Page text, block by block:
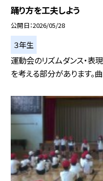
踊り方を工夫しよう
公開日 2026/05/28
３年生
運動会のリズムダンス・表
を考える部分があります。